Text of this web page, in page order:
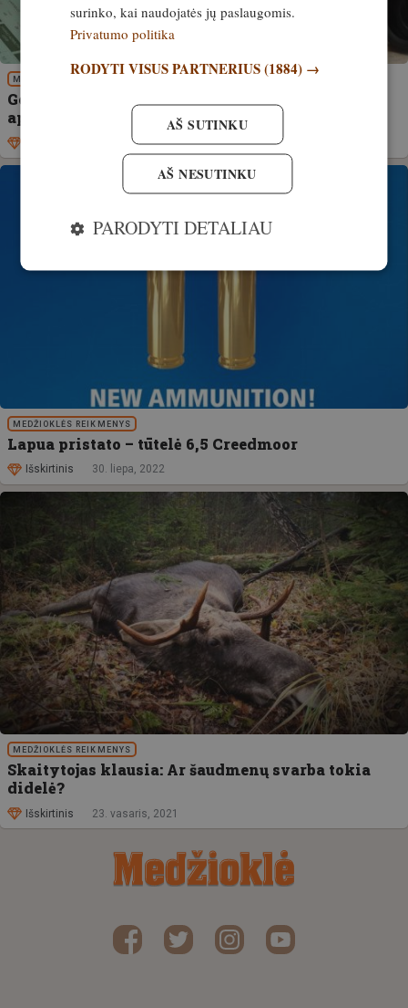
MEDŽIOKLĖS REIKMENYS
Geriausia 2023-iųjų amunicija. Naujų šovinių
apžvalga
11. balandis, 2023
MEDŽIOKLĖS REIKMENYS
Lapua pristato – tūtelė 6,5 Creedmoor
Išskirtinis 30. liepa, 2022
MEDŽIOKLĖS REIKMENYS
Skaitytojas klausia: Ar šaudmenų svarba tokia
didelė?
Išskirtinis 23. vasaris, 2021
surinko, kai naudojatės jų paslaugomis.
Privatumo politika
RODYTI VISUS PARTNERIUS(1884) →
AŠ SUTINKU
AŠ NESUTINKU
PARODYTI DETALIAU